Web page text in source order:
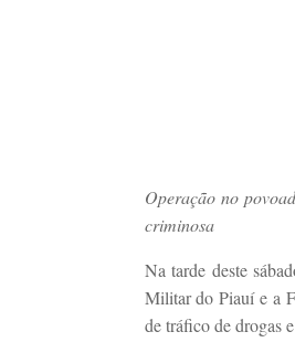
Operação no
criminosa
Na tarde deste
Militar do Piauí e a
de tráfico de drogas